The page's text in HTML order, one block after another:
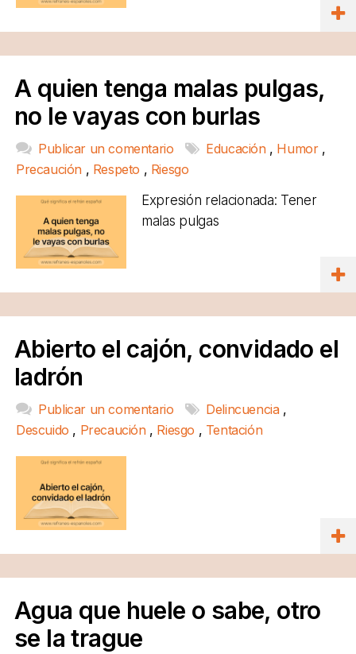
A quien tenga malas pulgas,
no le vayas con burlas
Publicar un comentario Educación , Humor ,
Precaución , Respeto , Riesgo
Expresión relacionada: Tener
malas pulgas
Abierto el cajón, convidado el
ladrón
Publicar un comentario Delincuencia ,
Descuido , Precaución , Riesgo , Tentación
Agua que huele o sabe, otro
se la trague